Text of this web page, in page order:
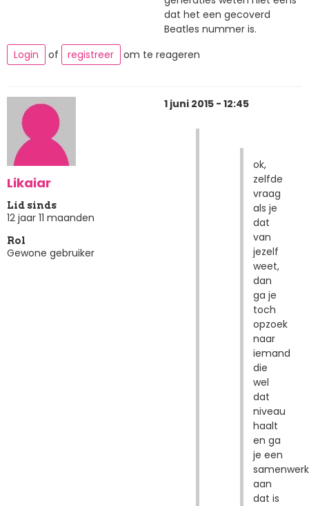
dat het een gecoverd
Beatles nummer is.
Login
of registreer om te reageren
Likaiar
Lid sinds
12 jaar 11 maanden
Rol
Gewone gebruiker
1 juni 2015 - 12:45
ok,
zelfde
vraag
als je
dat
van
jezelf
weet,
dan
ga je
toch
opzoek
naar
iemand
die
wel
dat
niveau
haalt
en ga
je een
aan
dat is